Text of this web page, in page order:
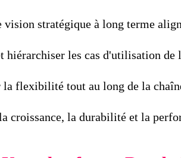
stratégique à long terme
hiérarchiser les cas d'utilisation de
la flexibilité tout au long de la
croissance, la durabilité et la